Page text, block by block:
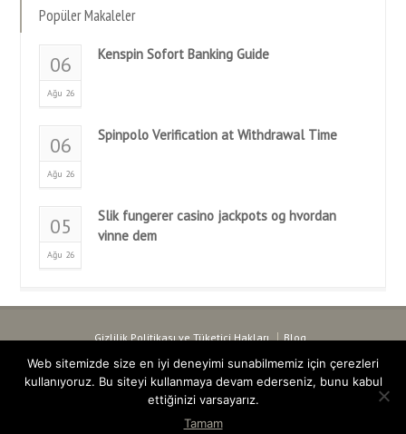
Popüler Makaleler
06
Ağu 26
Kenspin Sofort Banking Guide
06
Ağu 26
Spinpolo Verification at Withdrawal Time
05
Ağu 26
Slik fungerer casino jackpots og hvordan
vinne dem
Gizlilik Politikası ve Tüketici Hakları
Blog
Copyright ©2016 - 2026 / Op.Dr. Ümit Çakır
Şans oyunlarında uzun vadeli başarı elde etmek, sadece şans faktörüne
değil sitelerin sunduğu ek fırsatları doğru şekilde yönetmeye de doğrudan
Web sitemizde size en iyi deneyimi sunabilmemiz için çerezleri
kullanıyoruz. Bu siteyi kullanmaya devam ederseniz, bunu kabul
ettiğinizi varsayarız.
Tamam